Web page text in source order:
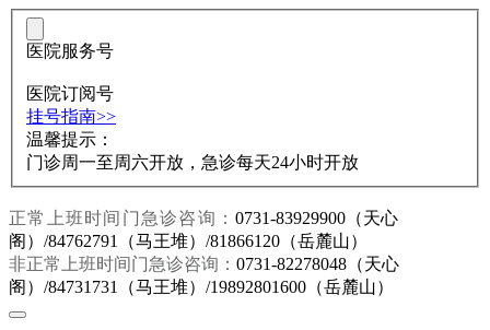
医院服务号
医院订阅号
挂号指南>>
温馨提示：
门诊周一至周六开放，急诊每天24小时开放
正常上班时间门急诊咨询： 0731-83929900（天心
阁）/84762791（马王堆）/81866120（岳麓山）
非正常上班时间门急诊咨询： 0731-82278048（天心
阁）/84731731（马王堆）/19892801600（岳麓山）